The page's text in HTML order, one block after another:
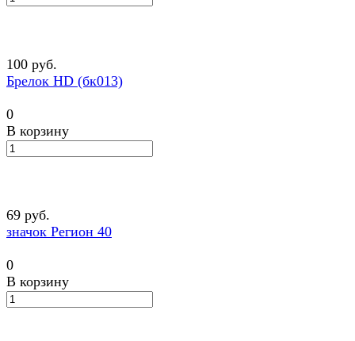
100 руб.
Брелок HD (бк013)
0
В корзину
69 руб.
значок Регион 40
0
В корзину